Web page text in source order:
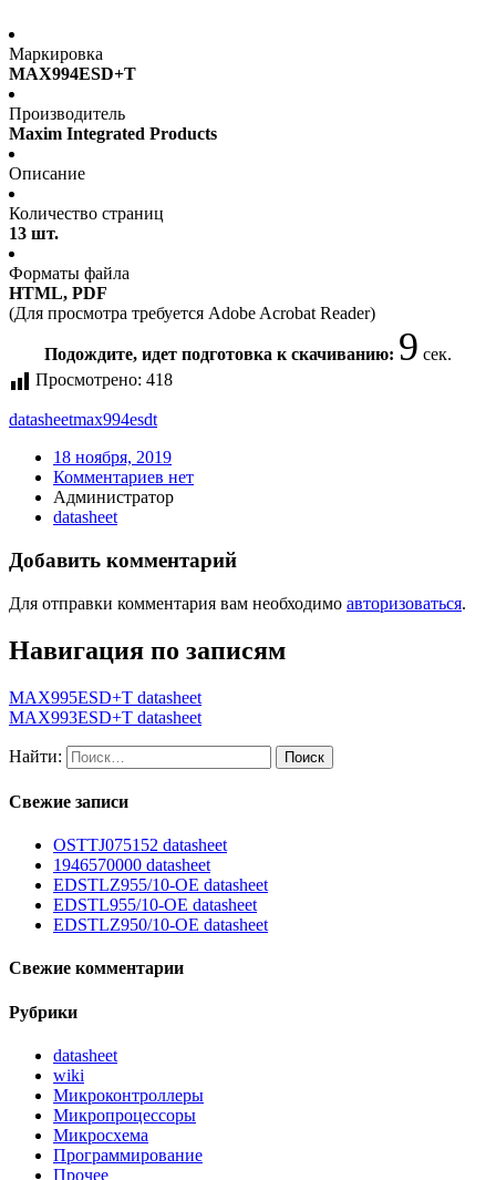
Маркировка
MAX994ESD+T
Производитель
Maxim Integrated Products
Описание
Количество страниц
13 шт.
Форматы файла
HTML, PDF
(Для просмотра требуется Adobe Acrobat Reader)
Подождите, идет подготовка к скачиванию: 9 сек.
Просмотрено: 418
datasheetmax994esdt
18 ноября, 2019
Комментариев нет
Администратор
datasheet
Добавить комментарий
Для отправки комментария вам необходимо авторизоваться.
Навигация по записям
MAX995ESD+T datasheet
MAX993ESD+T datasheet
Найти:
Свежие записи
OSTTJ075152 datasheet
1946570000 datasheet
EDSTLZ955/10-OE datasheet
EDSTL955/10-OE datasheet
EDSTLZ950/10-OE datasheet
Свежие комментарии
Рубрики
datasheet
wiki
Микроконтроллеры
Микропроцессоры
Микросхема
Программирование
Прочее